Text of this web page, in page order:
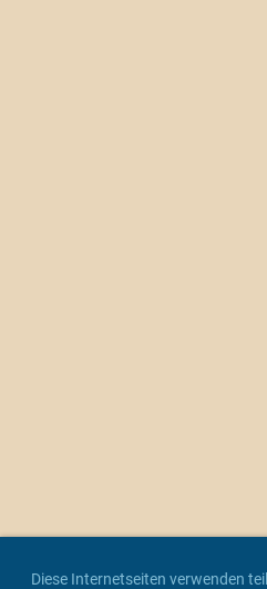
Diese Internetseiten verwenden